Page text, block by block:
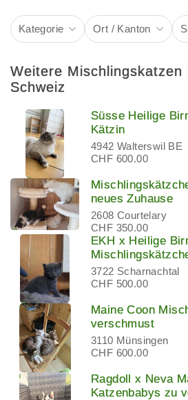
Kategorie Ort / Kanton
Weitere Mischlingskatzen
Schweiz
Süsse Heilige
Kätzin
4942 Walterswil BE
CHF 600.00
neues Zuhause
2608 Courtelary
CHF 350.00
EKH x Heilige
3722 Scharnachtal
CHF 500.00
Maine Coon
verschmust
3110 Münsingen
CHF 600.00
Ragdoll x Neva
Katzenbabys zu